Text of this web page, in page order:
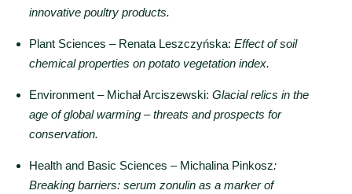
innovative poultry products.
Plant Sciences – Renata Leszczyńska: Effect of soil
chemical properties on potato vegetation index.
Environment – Michał Arciszewski: Glacial relics in the
age of global warming – threats and prospects for
conservation.
Health and Basic Sciences – Michalina Pinkosz:
Breaking barriers: serum zonulin as a marker of